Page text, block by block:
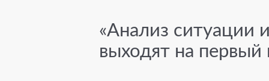
«Анализ ситуации
выходят на первый